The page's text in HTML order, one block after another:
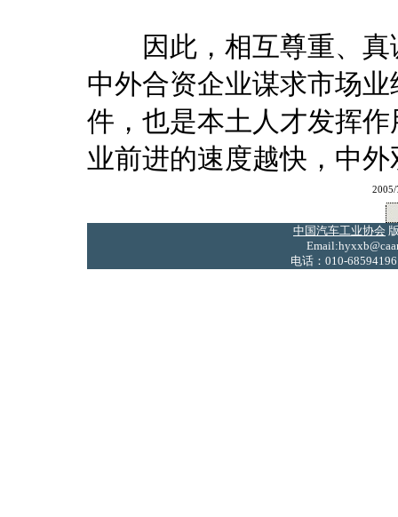
因此，相互尊重、真
中外合资企业谋求市场
件，也是本土人才发挥
业前进的速度越快，中
中国汽车工业协会
电话：010-